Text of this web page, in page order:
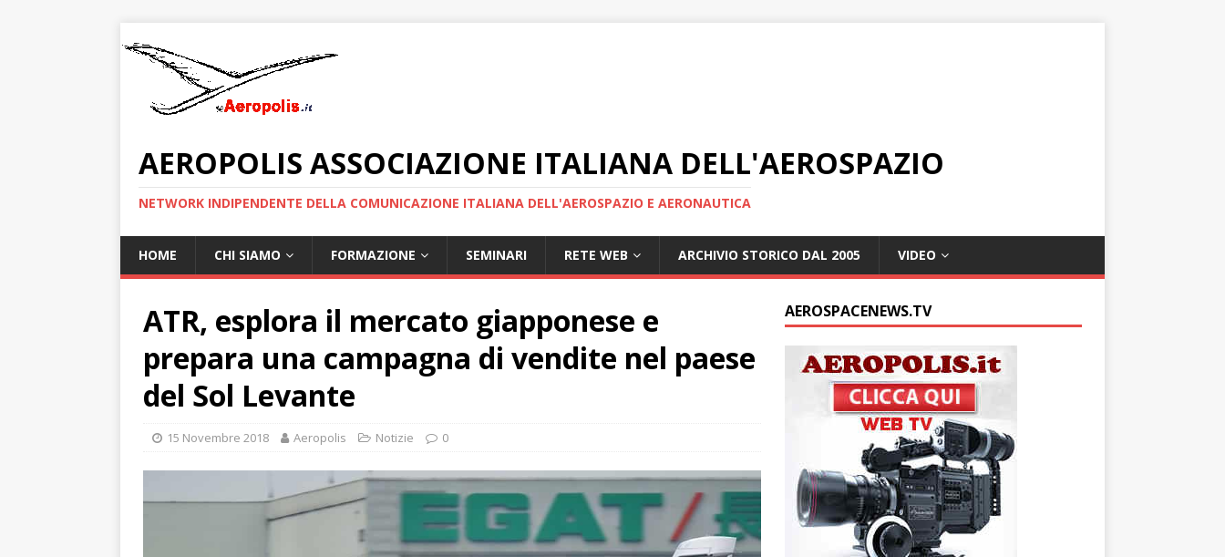
AEROPOLIS ASSOCIAZIONE ITALIANA DELL'AEROSPAZIO
NETWORK INDIPENDENTE DELLA COMUNICAZIONE ITALIANA DELL'AEROSPAZIO E AERONAUTICA
HOME CHI SIAMO FORMAZIONE SEMINARI RETE WEB ARCHIVIO STORICO DAL 2005 VIDEO
ATR, esplora il mercato giapponese e
prepara una campagna di vendite nel paese
del Sol Levante
15 Novembre 2018 Aeropolis Notizie 0
AEROSPACENEWS.TV